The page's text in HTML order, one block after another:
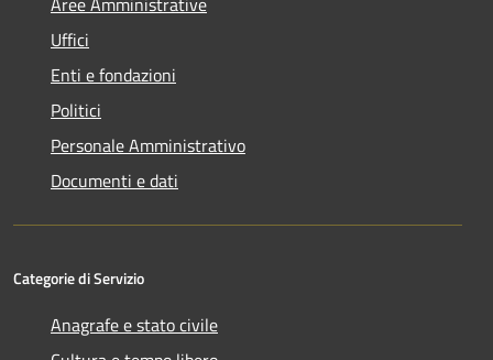
Uffici
Enti e fondazioni
Politici
Personale Amministrativo
Documenti e dati
Categorie di Servizio
Anagrafe e stato civile